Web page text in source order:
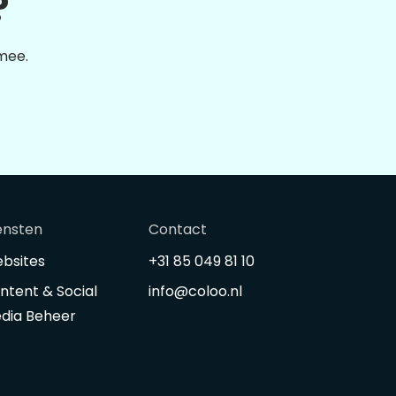
Contact
+31 85 049 81 10
info@coloo.nl
& Social
Beheer